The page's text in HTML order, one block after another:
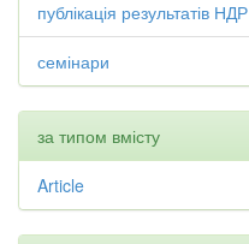
публікація результатів НДР
семінари
за типом вмісту
Article